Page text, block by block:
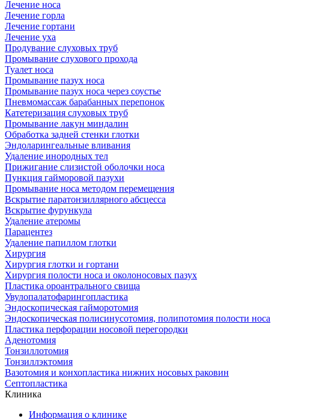
Лечение носа
Лечение горла
Лечение гортани
Лечение уха
Продувание слуховых труб
Промывание слухового прохода
Туалет носа
Промывание пазух носа
Промывание пазух носа через соустье
Пневмомассаж барабанных перепонок
Катетеризация слуховых труб
Промывание лакун миндалин
Обработка задней стенки глотки
Эндоларингеальные вливания
Удаление инородных тел
Прижигание слизистой оболочки носа
Пункция гайморовой пазухи
Промывание носа методом перемещения
Вскрытие паратонзиллярного абсцесса
Вскрытие фурункула
Удаление атеромы
Парацентез
Удаление папиллом глотки
Хирургия
Хирургия глотки и гортани
Хирургия полости носа и околоносовых пазух
Пластика ороантрального свища
Увулопалатофарингопластика
Эндоскопическая гайморотомия
Эндоскопическая полисинусотомия, полипотомия полости носа
Пластика перфорации носовой перегородки
Аденотомия
Тонзиллотомия
Тонзиллэктомия
Вазотомия и конхопластика нижних носовых раковин
Септопластика
Клиника
Информация о клинике